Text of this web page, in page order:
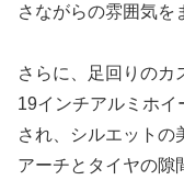
さながらの雰囲気を
さらに、足回りのカ
19インチアルミホイ
され、シルエットの
アーチとタイヤの隙